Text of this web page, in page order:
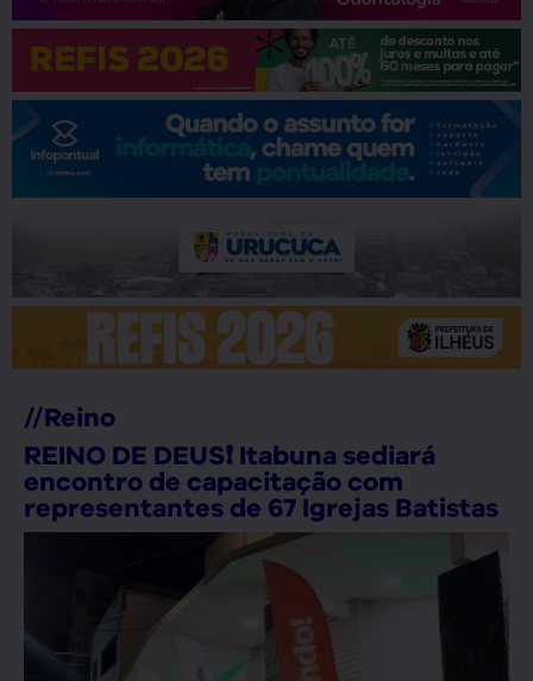
//Reino
REINO DE DEUS❗ Itabuna sediará
encontro de capacitação com
representantes de 67 Igrejas Batistas